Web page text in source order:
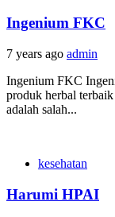
Ingenium FKC
7 years ago admin
Ingenium FKC
produk herbal
adalah salah...
kesehatan
Harumi HPAI